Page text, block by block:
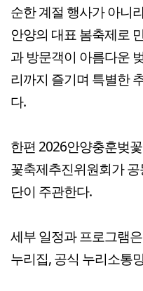
순한 계절 행사가 아니
안양의 대표 봄축제로
과 방문객이 아름다운
리까지 즐기며 특별한
다.
한편 2026안양충훈벚
꽃축제추진위원회가
단이 주관한다.
세부 일정과 프로그램
누리집, 공식 누리소통